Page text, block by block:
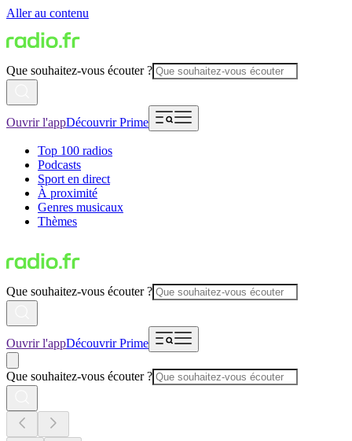
Aller au contenu
Que souhaitez-vous écouter ?
Ouvrir l'appDécouvrir Prime
Top 100 radios
Podcasts
Sport en direct
À proximité
Genres musicaux
Thèmes
Que souhaitez-vous écouter ?
Ouvrir l'appDécouvrir Prime
Que souhaitez-vous écouter ?